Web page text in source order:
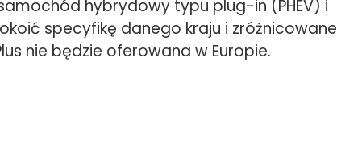
hybrydowy typu plug-in (PHEV) i
specyfikę danego kraju i zróżnicowane
nie będzie oferowana w Europie.